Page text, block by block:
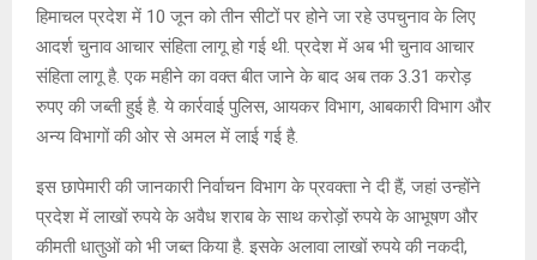
हिमाचल प्रदेश में 10 जून को तीन सीटों पर होने जा रहे उपचुनाव के लिए
आदर्श चुनाव आचार संहिता लागू हो गई थी. प्रदेश में अब भी चुनाव आचार
संहिता लागू है. एक महीने का वक्त बीत जाने के बाद अब तक 3.31 करोड़
रुपए की जब्ती हुई है. ये कार्रवाई पुलिस, आयकर विभाग, आबकारी विभाग और
अन्य विभागों की ओर से अमल में लाई गई है.
इस छापेमारी की जानकारी निर्वाचन विभाग के प्रवक्ता ने दी हैं, जहां उन्होंने
प्रदेश में लाखों रुपये के अवैध शराब के साथ करोड़ों रुपये के आभूषण और
कीमती धातुओं को भी जब्त किया है. इसके अलावा लाखों रुपये की नकदी,